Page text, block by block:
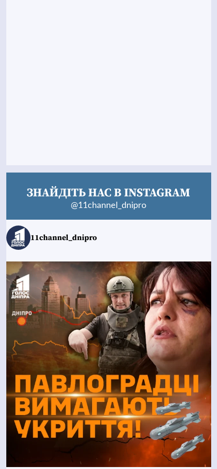
ЗНАЙДІТЬ НАС В INSTAGRAM
@11channel_dnipro
11channel_dnipro